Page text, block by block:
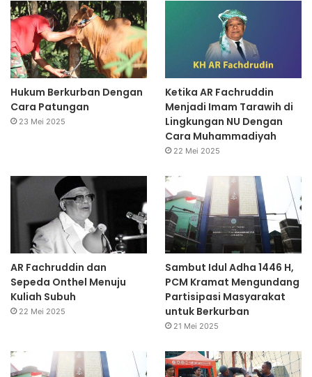
Hukum Berkurban Dengan
Cara Patungan
23 Mei 2025
Ketika AR Fachruddin
Menjadi Imam Tarawih di
Lingkungan NU Dengan
Cara Muhammadiyah
22 Mei 2025
AR Fachruddin dan
Sepeda Onthel Menuju
Kuliah Subuh
22 Mei 2025
Sambut Idul Adha 1446 H,
PCM Kramat Mengundang
Partisipasi Masyarakat
untuk Berkurban
21 Mei 2025